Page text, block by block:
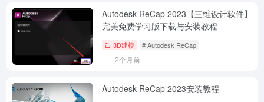
Autodesk ReCap 2023【三维设计软件】
完美免费学习版下载与安装教程
3D建模 # Autodesk ReCap
2个月前
Autodesk ReCap 2023安装教程